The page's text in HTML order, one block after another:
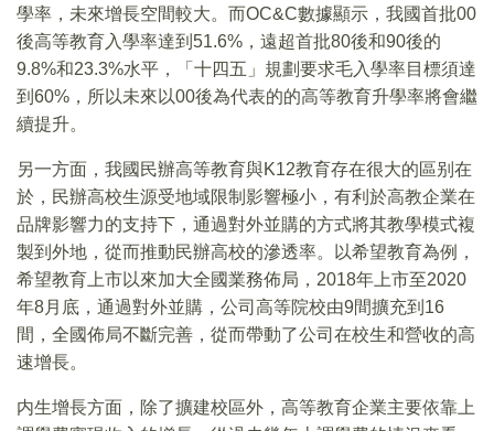
學率，未來增長空間較大。而OC&C數據顯示，我國首批00
後高等教育入學率達到51.6%，遠超首批80後和90後的
9.8%和23.3%水平，「十四五」規劃要求毛入學率目標須達
到60%，所以未來以00後為代表的的高等教育升學率將會繼
續提升。
另一方面，我國民辦高等教育與K12教育存在很大的區别在
於，民辦高校生源受地域限制影響極小，有利於高教企業在
品牌影響力的支持下，通過對外並購的方式將其教學模式複
製到外地，從而推動民辦高校的滲透率。以希望教育為例，
希望教育上市以來加大全國業務佈局，2018年上市至2020
年8月底，通過對外並購，公司高等院校由9間擴充到16
間，全國佈局不斷完善，從而帶動了公司在校生和營收的高
速增長。
内生增長方面，除了擴建校區外，高等教育企業主要依靠上